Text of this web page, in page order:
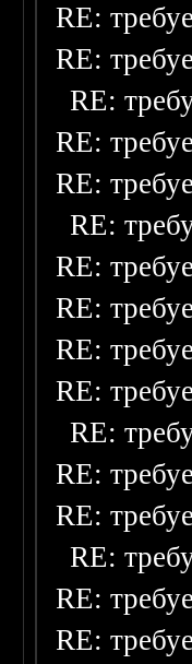
RE:
RE:
RE:
RE:
RE:
RE:
RE:
RE:
RE:
RE:
RE:
RE:
RE:
RE:
RE:
RE: